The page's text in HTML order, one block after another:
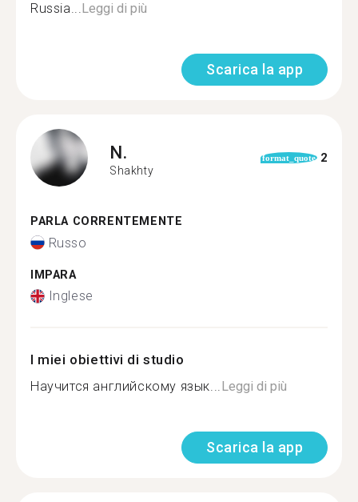
Russia...Leggi di più
Scarica la app
N.
Shakhty
format_quote 2
PARLA CORRENTEMENTE
Russo
IMPARA
Inglese
I miei obiettivi di studio
Научится английскому язык...Leggi di più
Scarica la app